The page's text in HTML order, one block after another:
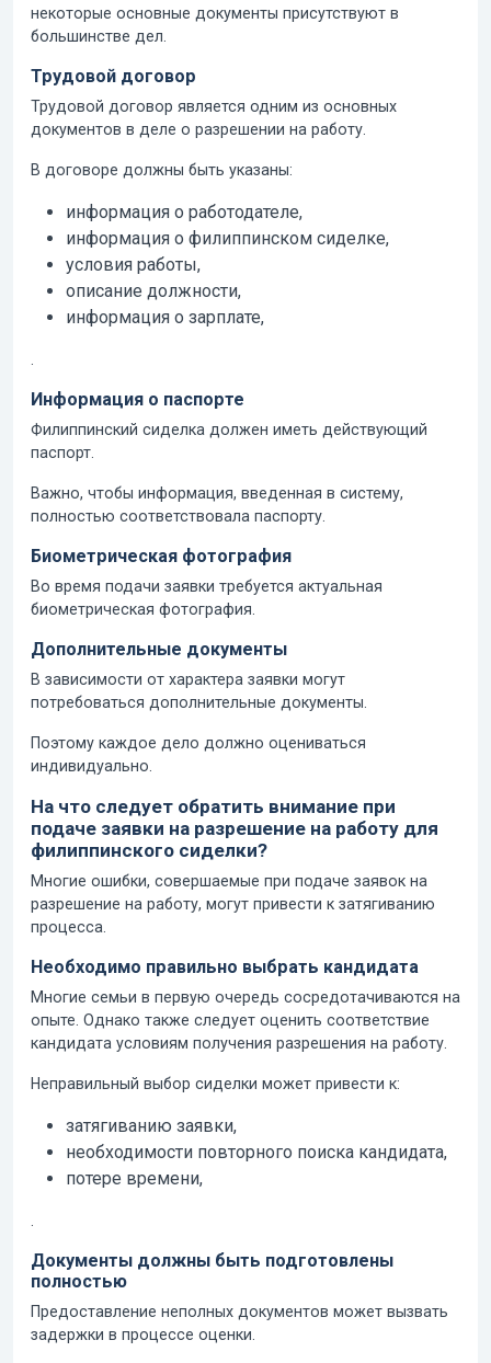
некоторые основные документы присутствуют в
большинстве дел.
Трудовой договор
Трудовой договор является одним из основных
документов в деле о разрешении на работу.
В договоре должны быть указаны:
информация о работодателе,
информация о филиппинском сиделке,
условия работы,
описание должности,
информация о зарплате,
Информация о паспорте
Филиппинский сиделка должен иметь действующий
паспорт.
Важно, чтобы информация, введенная в систему,
полностью соответствовала паспорту.
Биометрическая фотография
Во время подачи заявки требуется актуальная
биометрическая фотография.
Дополнительные документы
В зависимости от характера заявки могут
потребоваться дополнительные документы.
Поэтому каждое дело должно оцениваться
индивидуально.
На что следует обратить внимание при
подаче заявки на разрешение на работу для
филиппинского сиделки?
Многие ошибки, совершаемые при подаче заявок на
разрешение на работу, могут привести к затягиванию
процесса.
Необходимо правильно выбрать кандидата
Многие семьи в первую очередь сосредотачиваются на
опыте. Однако также следует оценить соответствие
кандидата условиям получения разрешения на работу.
Неправильный выбор сиделки может привести к:
затягиванию заявки,
необходимости повторного поиска кандидата,
потере времени,
Документы должны быть подготовлены
полностью
Предоставление неполных документов может вызвать
задержки в процессе оценки.